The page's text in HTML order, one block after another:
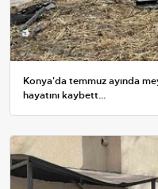
Konya'da temmuz ayında
hayatını kaybett...